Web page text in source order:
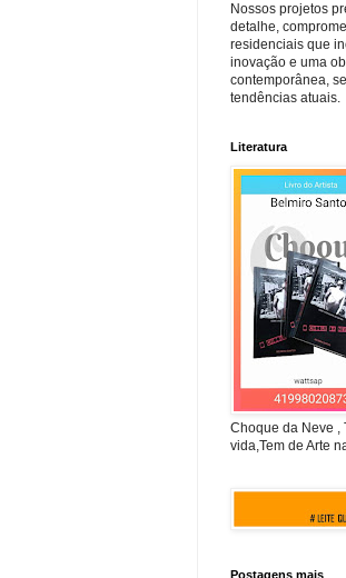
Nossos projetos
detalhe,
residenciais que
inovação e uma
contemporânea,
tendências atuais.
Literatura
Choque da Neve ,
vida,Tem de Arte
Postagens mais